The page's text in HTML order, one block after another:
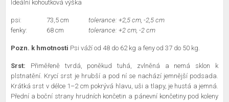
Ideální kohoutková výška
psi: 73,5 cm
tolerance: +2,5 cm, -2,5 cm
fenky:
68 cm tolerance: +2 cm, -2 cm
Pozn. k hmotnosti Psi váží od 48 do 62 kg a feny od 37 do 50 kg.
Srst:
Přiměřeně tvrdá, poněkud tuhá, zvlněná a nemá sklon k
plstnatění. Krycí srst je hrubší a pod ní se nachází jemnější podsada.
Krátká srst v délce 1–2 cm pokrývá hlavu, uši a tlapy, je hustá a jemná.
Přední a boční strany hrudních končetin a pánevní končetiny pod koleny